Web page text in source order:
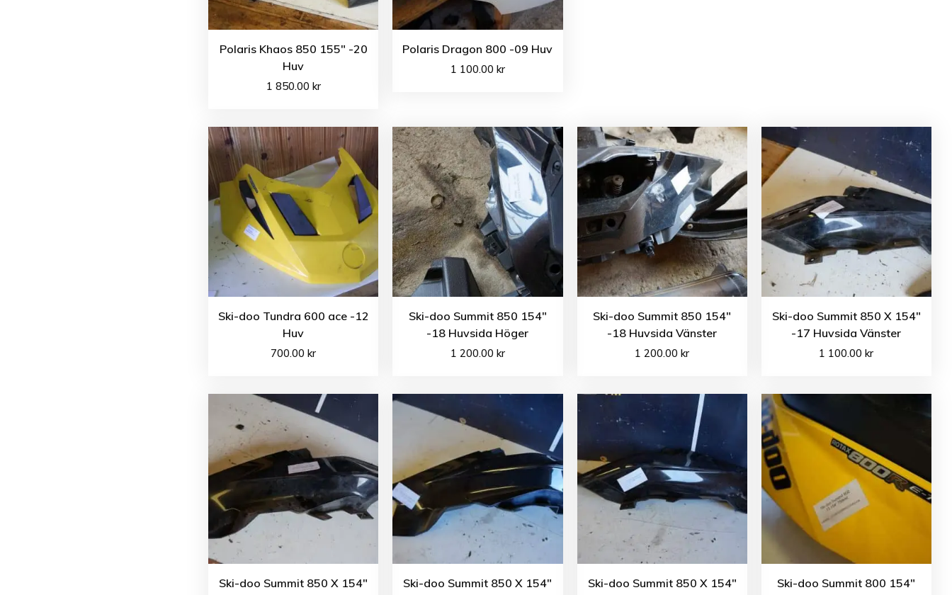
Polaris Khaos 850 155″ -20
Huv
1 850.00 kr
Polaris Dragon 800 -09 Huv
1 100.00 kr
Ski-doo Tundra 600 ace -12
Huv
700.00kr
Ski-doo Summit 850 154″
-18 Huvsida Höger
1 200.00 kr
Ski-doo Summit 850 154″
-18 Huvsida Vänster
1 200.00kr
Ski-doo Summit 850 X 154″
-17 Huvsida Vänster
1 100.00kr
Ski-doo Summit 850 X 154″
Ski-doo Summit 850 X 154″
Ski-doo Summit 850 X 154″
Ski-doo Summit 800 154″